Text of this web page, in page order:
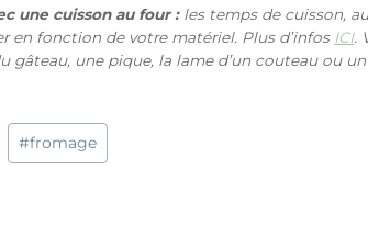
une cuisson au four :les temps de cuisson,
en fonction de votre matériel. Plus d’infos ICI.
une pique, la lame d’un couteau ou
#fromage